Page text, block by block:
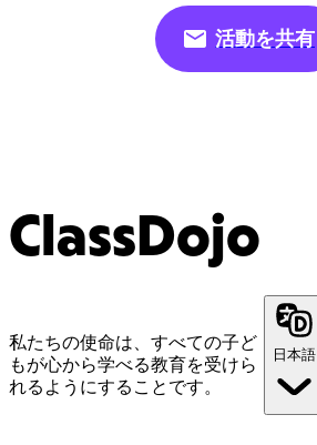
活動を共有
ClassDojo
私たちの使命は、すべての子ど
もが心から学べる教育を受けら
れるようにすることです。
日本語